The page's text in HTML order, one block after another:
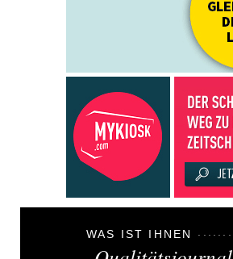
WAS IST IHNEN